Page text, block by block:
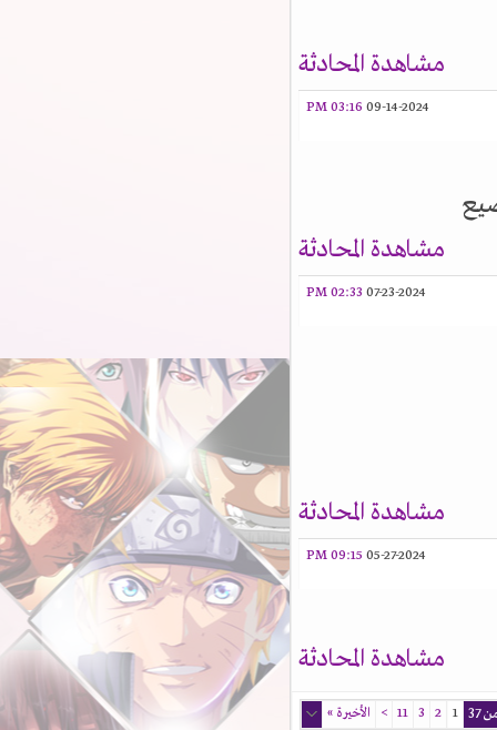
مشاهدة المحادثة
09-14-2024
03:16 PM
مشاهدة المحادثة
07-23-2024
02:33 PM
مشاهدة المحادثة
05-27-2024
09:15 PM
مشاهدة المحادثة
2
11
> الأخيرة»